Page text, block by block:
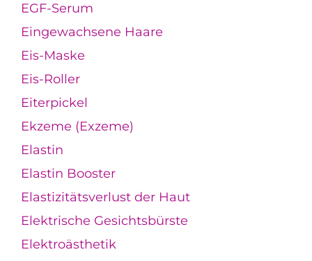
EGF-Serum
Eingewachsene Haare
Eis-Maske
Eis-Roller
Eiterpickel
Ekzeme (Exzeme)
Elastin
Elastin Booster
Elastizitätsverlust der Haut
Elektrische Gesichtsbürste
Elektroästhetik